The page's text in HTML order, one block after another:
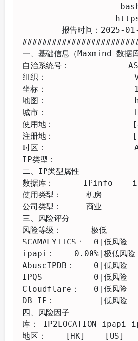
报告时间：2025-
一、基础信息（Maxmind 数据库
自治系统号：
组织：
坐标：
地图：
城市：
使用地：
注册地：
时区：
IP类型：
二、IP类型属性
数据库：      IPinfo
使用类型：     机房
公司类型：     商业
三、风险评分
风险等级：      极低
SCAMALYTICS：  0|低风险
ipapi：    0.00%|极低风险
AbuseIPDB：    0|低风险
IPQS：         0|低风险
Cloudflare：   0|低风险
DB-IP：         |低风险
四、风险因子
库： IP2LOCATION ipapi
地区：    [HK]